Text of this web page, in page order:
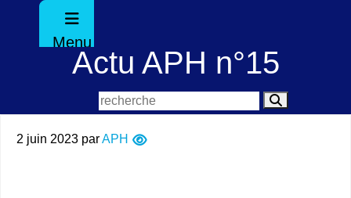
Menu
Actu APH n°15
2 juin 2023 parAPH